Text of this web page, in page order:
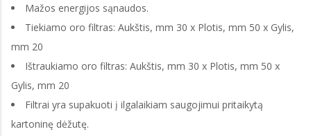
Mažos energijos sąnaudos.
Tiekiamo oro filtras: Aukštis, mm 30 x Plotis, mm 50 x Gylis,
mm 20
Ištraukiamo oro filtras: Aukštis, mm 30 x Plotis, mm 50 x
Gylis, mm 20
Filtrai yra supakuoti į ilgalaikiam saugojimui pritaikytą
kartoninę dėžutę.